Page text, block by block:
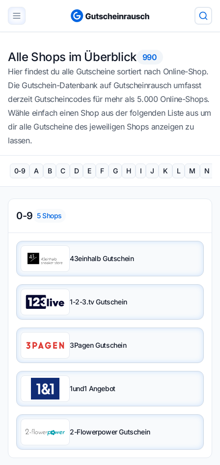
Alle Shops im Überblick
990
Hier findest du alle Gutscheine sortiert nach Online-Shop.
Die Gutschein-Datenbank auf Gutscheinrausch umfasst
derzeit Gutscheincodes für mehr als 5.000 Online-Shops.
Wähle einfach einen Shop aus der folgenden Liste aus um
dir alle Gutscheine des jeweiligen Shops anzeigen zu
lassen.
0-9 A B C D E F G H I J K L M N
0-9 5Shops
43einhalb Gutschein
1-2-3.tv Gutschein
3Pagen Gutschein
1und1 Angebot
2-Flowerpower Gutschein